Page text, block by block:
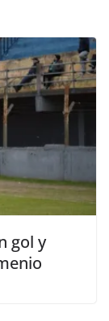
gol y